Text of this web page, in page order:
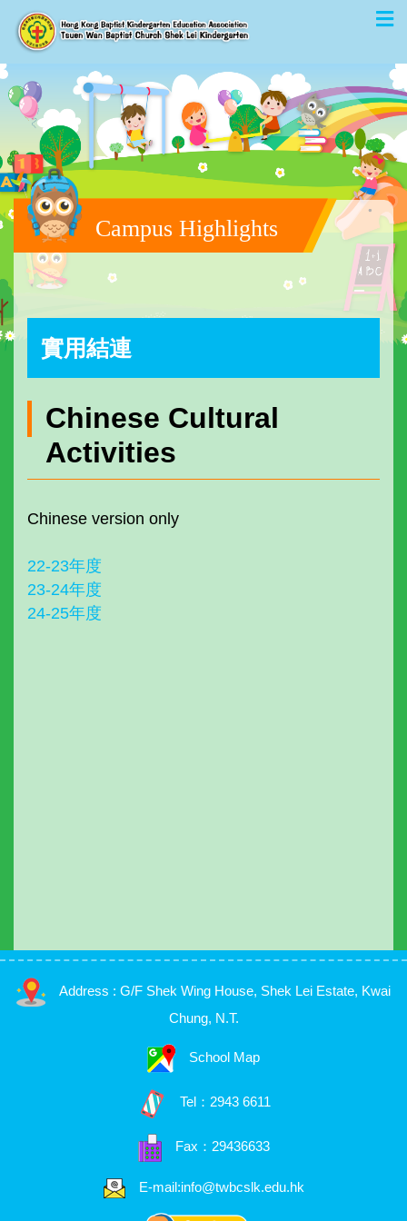
Campus Highlights
實用結連
Chinese Cultural
Activities
Chinese version only
22-23年度
23-24年度
24-25年度
Address : G/F Shek Wing House, Shek Lei Estate, Kwai
Chung, N.T.
School Map
Tel： 2943 6611
Fax：29436633
E-mail:info@twbcslk.edu.hk